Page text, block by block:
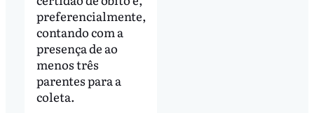
preferencialmente,
contando com a
presença de ao
menos três
parentes para a
coleta.